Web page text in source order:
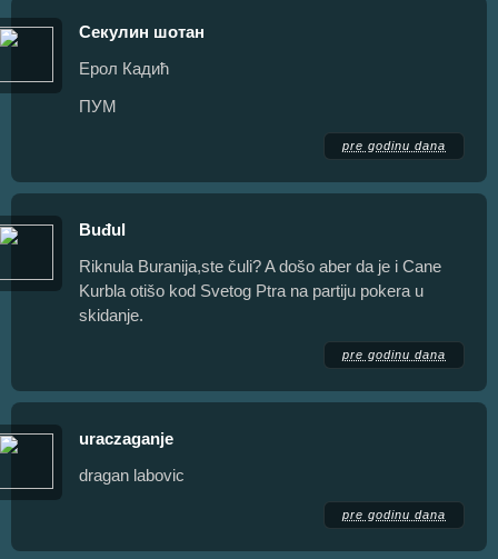
Секулин шотан
Ерол Кадић
ПУМ
pre godinu dana
Buđul
Riknula Buranija,ste čuli? A došo aber da je i Cane
Kurbla otišo kod Svetog Ptra na partiju pokera u
skidanje.
pre godinu dana
uraczaganje
dragan labovic
pre godinu dana